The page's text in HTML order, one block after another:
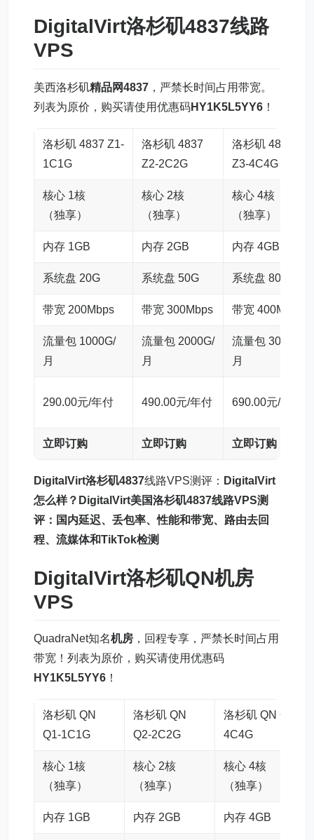
DigitalVirt洛杉矶4837线路
VPS
美西洛杉矶精品网4837 ，严禁长时间占用带宽。
列表为原价，购买请使用优惠码HY1K5L5YY6 ！
洛杉矶 4837 Z1-
1C1G
洛杉矶 4837
Z2-2C2G
洛杉矶 4837
Z3-4C4G
核心 1核
（独享）
核心 2核
（独享）
核心 4核
（独享）
内存 1GB 内存 2GB 内存 4GB
系统盘 20G 系统盘 50G 系统盘 80G
带宽 200Mbps 带宽 300Mbps 带宽 400Mbps
流量包 1000G/
月
流量包 2000G/
月
流量包 3000G/
月
290.00元/年付 490.00元/年付 690.00元/年付
立即订购 立即订购 立即订购
DigitalVirt洛杉矶4837线路VPS测评： DigitalVirt
怎么样？DigitalVirt美国洛杉矶4837线路VPS测
评：国内延迟、丢包率、性能和带宽、路由去回
程、流媒体和TikTok检测
DigitalVirt洛杉矶QN机房
VPS
QuadraNet知名机房 ，回程专享，严禁长时间占用
带宽！列表为原价，购买请使用优惠码
HY1K5L5YY6 ！
洛杉矶 QN
Q1-1C1G
洛杉矶 QN
Q2-2C2G
洛杉矶 QN Q3-
4C4G
核心 1核
（独享）
核心 2核
（独享）
核心 4核
（独享）
内存 1GB 内存 2GB 内存 4GB